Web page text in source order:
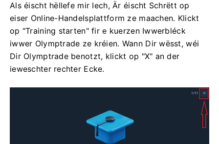
Als éischt hëllefe mir Iech, Är éischt Schrëtt op
eiser Online-Handelsplattform ze maachen. Klickt
op "Training starten" fir e kuerzen Iwwerbléck
iwwer Olymptrade ze kréien. Wann Dir wësst, wéi
Dir Olymptrade benotzt, klickt op "X" an der
ieweschter rechter Ecke.